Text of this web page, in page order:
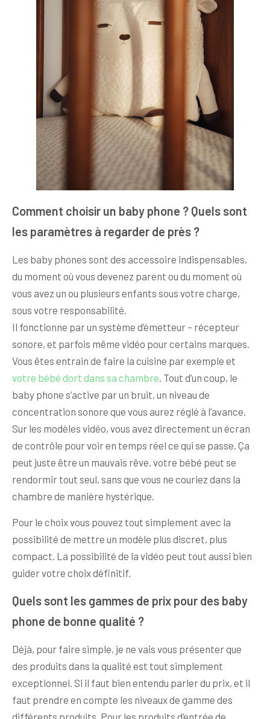
Comment choisir un baby phone ? Quels sont
les paramètres à regarder de près ?
Les baby phones sont des accessoire indispensables,
du moment où vous devenez parent ou du moment où
vous avez un ou plusieurs enfants sous votre charge,
sous votre responsabilité.
Il fonctionne par un système d’émetteur – récepteur
sonore, et parfois même vidéo pour certains marques.
Vous êtes entrain de faire la cuisine par exemple et
votre bébé dort dans sa chambre . Tout d’un coup, le
baby phone s’active par un bruit, un niveau de
concentration sonore que vous aurez réglé à l’avance.
Sur les modèles vidéo, vous avez directement un écran
de contrôle pour voir en temps réel ce qui se passe. Ça
peut juste être un mauvais rêve, votre bébé peut se
rendormir tout seul, sans que vous ne couriez dans la
chambre de manière hystérique.
Pour le choix vous pouvez tout simplement avec la
possibilité de mettre un modèle plus discret, plus
compact. La possibilité de la vidéo peut tout aussi bien
guider votre choix définitif.
Quels sont les gammes de prix pour des baby
phone de bonne qualité ?
Déjà, pour faire simple, je ne vais vous présenter que
des produits dans la qualité est tout simplement
exceptionnel. Si il faut bien entendu parler du prix, et il
faut prendre en compte les niveaux de gamme des
différents produits. Pour les produits d’entrée de